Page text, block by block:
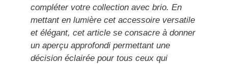
compléter votre collection avec brio. En
mettant en lumière cet accessoire versatile
et élégant, cet article se consacre à donner
un aperçu approfondi permettant une
décision éclairée pour tous ceux qui